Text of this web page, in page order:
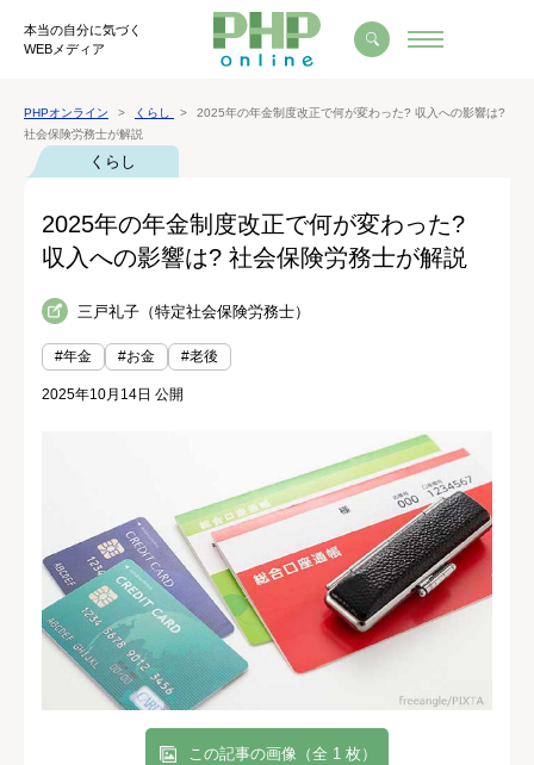
本当の自分に気づく
WEBメディア
PHPオンライン くらし
2025年の年金制度改正で何が変わった? 収入への影響は?
社会保険労務士が解説
くらし
2025年の年金制度改正で何が変わった?
収入への影響は? 社会保険労務士が解説
三戸礼子（特定社会保険労務士）
#年金 #お金 #老後
2025年10月14日 公開
この記事の画像（全 1 枚）